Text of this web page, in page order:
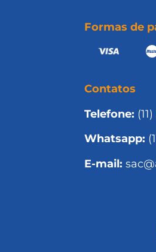
Formas de
Contatos
Telefone:
Whatsapp:
E-mail: